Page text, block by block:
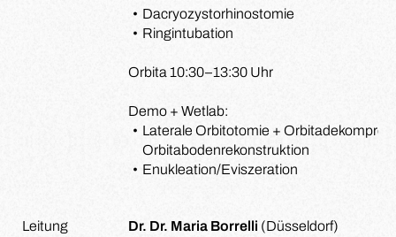
Dacryozystorhinostomie
Ringintubation
Orbita 10:30–13:30 Uhr
Demo + Wetlab:
Laterale Orbitotomie +
Orbitabodenrekonstruktion
Enukleation/Eviszeration
Leitung Dr. Dr. Maria Borrelli (Düsseldorf)